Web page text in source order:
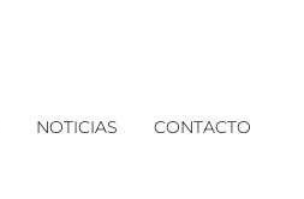
NOTICIAS CONTACTO